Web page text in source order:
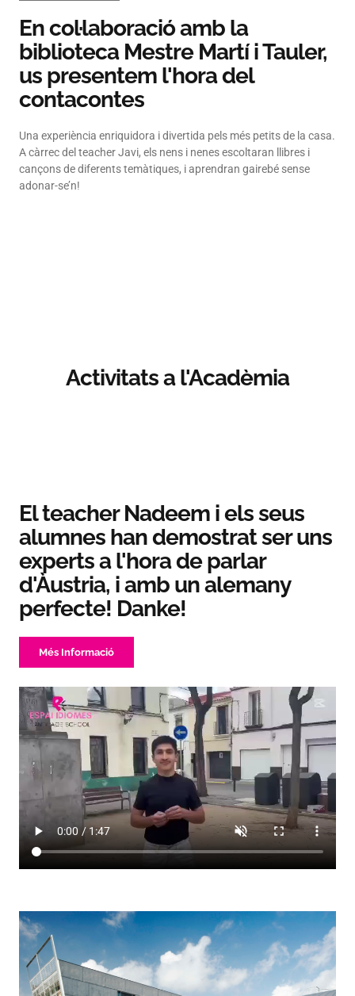
En col·laboració amb la
biblioteca Mestre Martí i Tauler,
us presentem l'hora del
contacontes
Una experiència enriquidora i divertida pels més petits de la casa.
A càrrec del teacher Javi, els nens i nenes escoltaran llibres i
cançons de diferents temàtiques, i aprendran gairebé sense
adonar-se’n!
Activitats a l'Acadèmia
El teacher Nadeem i els seus
alumnes han demostrat ser uns
experts a l'hora de parlar
d'Àustria, i amb un alemany
perfecte! Danke!
Més Informació